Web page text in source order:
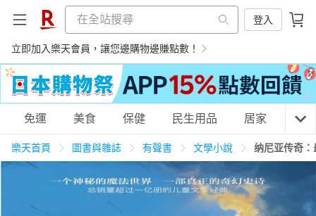
登入
立即加入樂天會員，讓您邊購物邊賺點數！
購物網分類
天天免運 美食蛋糕 養生保健 民生用品
免運 美食 保健 民生用品 居家 3C
樂天首頁 圖書與雜誌 有聲書 文學小說 纳尼亚传奇